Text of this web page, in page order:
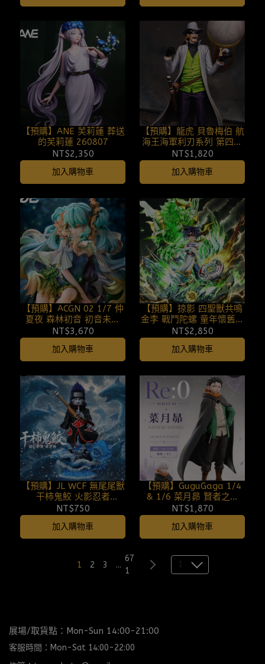
【預購】ANE 芙莉蓮 葬送
的芙莉蓮 260807
NT$2,350
加入購物車
【預購】龍虎 貝魯梅伯 航
海王海軍利刃系列 第四彈
260807
NT$1,820
加入購物車
【預購】ACGN 02 1/7 仲
夏夜 森林初音 初音未來
260807
NT$3,670
加入購物車
【預購】掠影 四聖獸共鳴
金李 戰鬥陀螺 童年懷舊系
列 第三彈 260807 (限時優
惠中)
NT$2,850
加入購物車
【預購】JL WCF 無尾尾獸
干柿鬼鮫 火影忍者
260807
NT$750
加入購物車
【預購】GuguGaga 1/4
& 1/6 菜月昴 賢者之塔
Ver. 斗篷昴 Re:從零開始的
異世界生活系列 第一彈
260807
NT$1,870
加入購物車
1 2 3 ...
67
1
1
展場/取貨點：Mon-Sun 14:00-21:00
客服時間：Mon-Sat 14:00-22:00